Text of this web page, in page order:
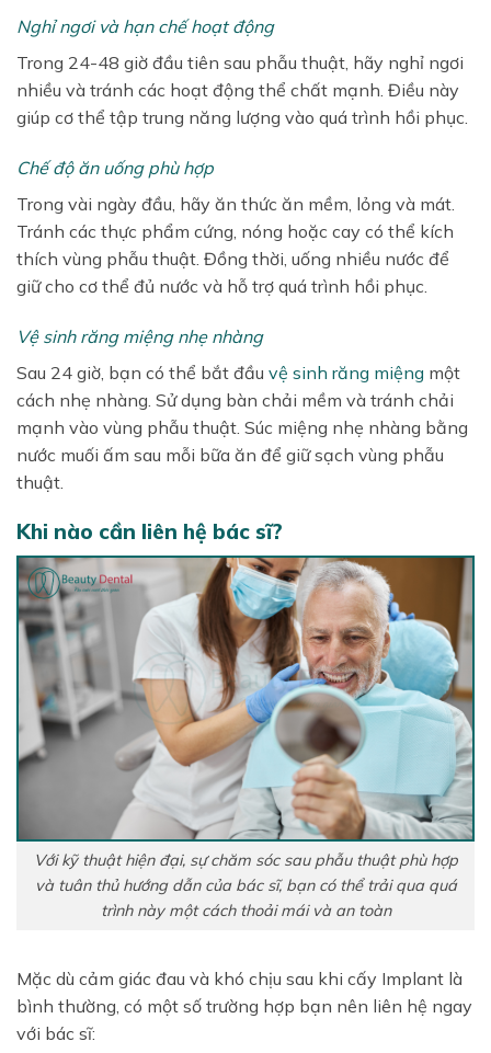
Nghỉ ngơi và hạn chế hoạt động
Trong 24-48 giờ đầu tiên sau phẫu thuật, hãy nghỉ ngơi
nhiều và tránh các hoạt động thể chất mạnh. Điều này
giúp cơ thể tập trung năng lượng vào quá trình hồi phục.
Chế độ ăn uống phù hợp
Trong vài ngày đầu, hãy ăn thức ăn mềm, lỏng và mát.
Tránh các thực phẩm cứng, nóng hoặc cay có thể kích
thích vùng phẫu thuật. Đồng thời, uống nhiều nước để
giữ cho cơ thể đủ nước và hỗ trợ quá trình hồi phục.
Vệ sinh răng miệng nhẹ nhàng
Sau 24 giờ, bạn có thể bắt đầu vệ sinh răng miệng một
cách nhẹ nhàng. Sử dụng bàn chải mềm và tránh chải
mạnh vào vùng phẫu thuật. Súc miệng nhẹ nhàng bằng
nước muối ấm sau mỗi bữa ăn để giữ sạch vùng phẫu
thuật.
Khi nào cần liên hệ bác sĩ?
Với kỹ thuật hiện đại, sự chăm sóc sau phẫu thuật phù hợp
và tuân thủ hướng dẫn của bác sĩ, bạn có thể trải qua quá
trình này một cách thoải mái và an toàn
Mặc dù cảm giác đau và khó chịu sau khi cấy Implant là
bình thường, có một số trường hợp bạn nên liên hệ ngay
với bác sĩ: